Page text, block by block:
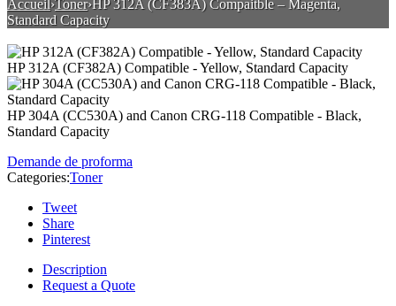
Accueil›Toner›HP 312A (CF383A) Compaitble – Magenta,
Standard Capacity
HP 312A (CF382A) Compatible - Yellow, Standard Capacity
HP 304A (CC530A) and Canon CRG-118 Compatible - Black,
Standard Capacity
Demande de proforma
Categories:Toner
Tweet
Share
Pinterest
Description
Request a Quote